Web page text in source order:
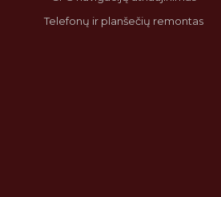
Telefonų ir planšečių remontas